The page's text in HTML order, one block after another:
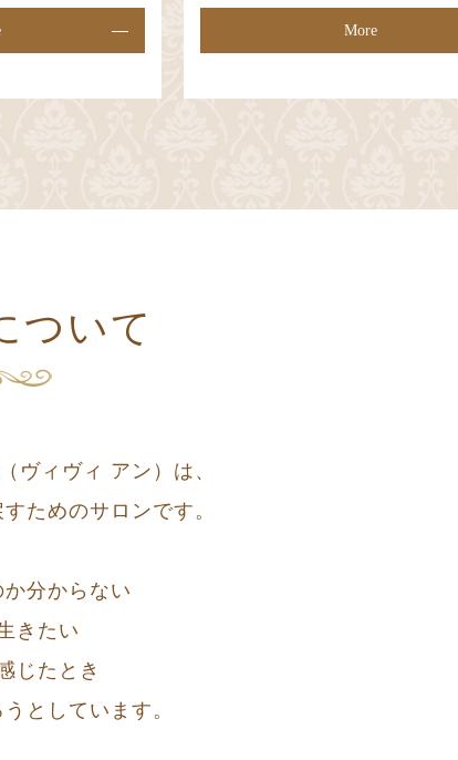
More
ついて
ヴィヴィ アン）は、
ためのサロンです。
分からない
きたい
じたとき
としています。